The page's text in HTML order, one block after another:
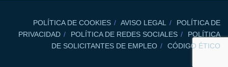
POLÍTICA DE COOKIES AVISO LEGAL
POLÍTICA DE
PRIVACIDAD
POLÍTICA DE REDES SOCIALES
POLÍTICA
DE SOLICITANTES DE EMPLEO
CÓDIGO ÉTICO